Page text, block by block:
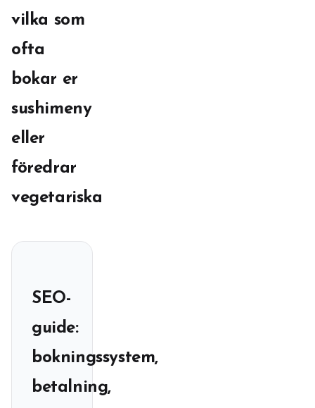
vilka som
ofta
bokar er
sushimeny
eller
föredrar
vegetariska
SEO-
guide:
bokningssystem,
betalning,